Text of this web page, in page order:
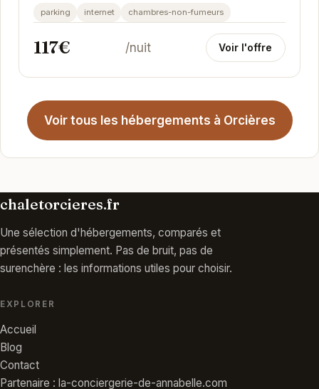
Capacité d'accueil jusqu'à 7 personnes, avec...
parking internet chambres-non-fumeurs
117€ /nuit Voir l'offre
Voir tous les hébergements à Orcières
chaletorcieres.fr
Une sélection d'hébergements, comparés et
présentés simplement. Pas de bruit, pas de
surenchère : les informations utiles pour choisir.
EXPLORER
Accueil
Blog
Contact
Partenaire : la-conciergerie-de-annabelle.com